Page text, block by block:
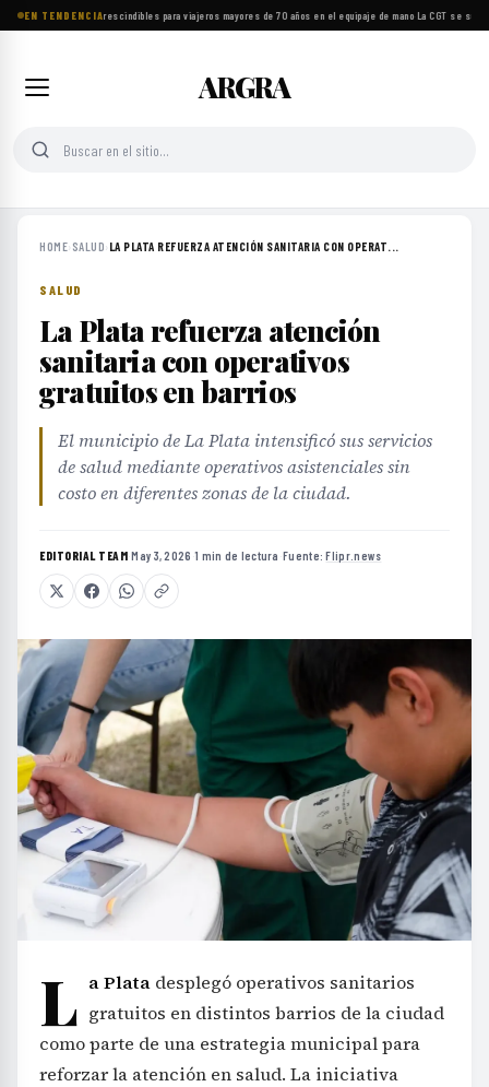
EN TENDENCIA
Ocho objetos imprescindibles para viajeros mayores de 70 años en el equipaje de mano·La CGT se
ARGRA
HOME› SALUD› LA PLATA REFUERZA ATENCIÓN SANITARIA CON OPERAT...
SALUD
La Plata refuerza atención
sanitaria con operativos
gratuitos en barrios
El municipio de La Plata intensificó sus servicios
de salud mediante operativos asistenciales sin
costo en diferentes zonas de la ciudad.
EDITORIAL TEAM·May 3, 2026 ·1 min de lectura ·Fuente:Flipr.news
L a Plata desplegó operativos sanitarios
gratuitos en distintos barrios de la ciudad
como parte de una estrategia municipal para
reforzar la atención en salud. La iniciativa